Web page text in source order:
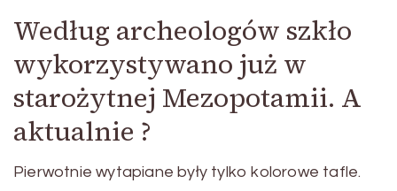
Według archeologów szkło
wykorzystywano już w
starożytnej Mezopotamii. A
aktualnie ?
Pierwotnie wytapiane były tylko kolorowe tafle.